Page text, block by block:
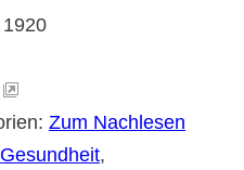
Zum Nachlesen
Gesundheit